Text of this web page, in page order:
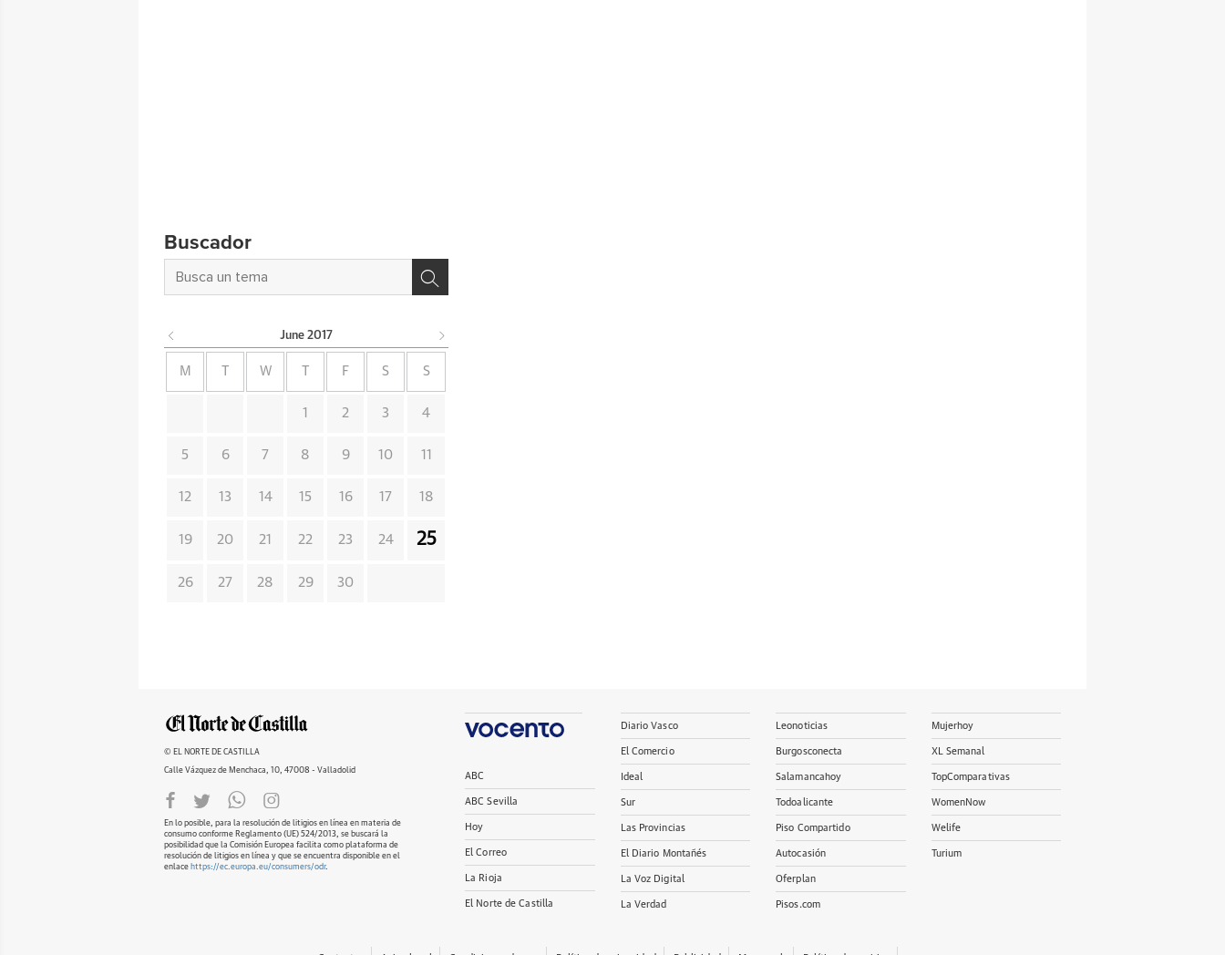
Buscador
June 2017
M W F S S
1 2 3 4
5 6 7 8 9 10 11
12 13 14 15 16 17 18
19 20 21 22 23 24 25
26 27 28 29 30
© EL NORTE DE CASTILLA
Calle Vázquez de Menchaca, 10, 47008 - Valladolid
En lo posible, para la resolución de litigios en línea en materia de
consumo conforme Reglamento (UE) 524/2013, se buscará la
posibilidad que la Comisión Europea facilita como plataforma de
resolución de litigios en línea y que se encuentra disponible en el
enlace https://ec.europa.eu/consumers/odr.
ABC
ABC Sevilla
Hoy
El Correo
La Rioja
El Norte de Castilla
Diario Vasco
El Comercio
Ideal
Sur
Las Provincias
El Diario Montañés
La Voz Digital
La Verdad
Leonoticias
Burgosconecta
Salamancahoy
Todoalicante
Piso Compartido
Autocasión
Oferplan
Pisos.com
Mujerhoy
XL Semanal
TopComparativas
WomenNow
Welife
Turium